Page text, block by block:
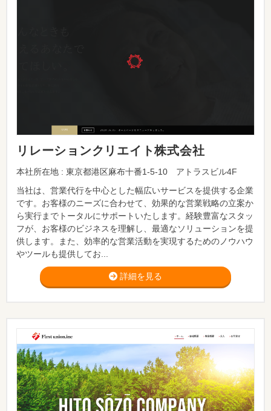
リレーションクリエイト株式会社
本社所在地 : 東京都港区麻布十番1-5-10 アトラスビル4F
当社は、営業代行を中心とした幅広いサービスを提供する企業
です。お客様のニーズに合わせて、効果的な営業戦略の立案か
ら実行までトータルにサポートいたします。経験豊富なスタッ
フが、お客様のビジネスを理解し、最適なソリューションを提
供します。また、効率的な営業活動を実現するためのノウハウ
やツールも提供してお...
詳細を見る